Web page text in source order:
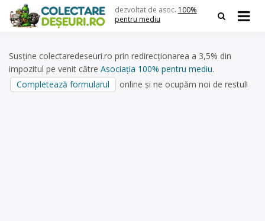
content
dezvoltat de asoc. 100%
pentru mediu
Susține colectaredeseuri.ro prin redirecționarea a 3,5% din
impozitul pe venit către Asociația 100% pentru mediu.
Completează formularul
online și ne ocupăm noi de restul!